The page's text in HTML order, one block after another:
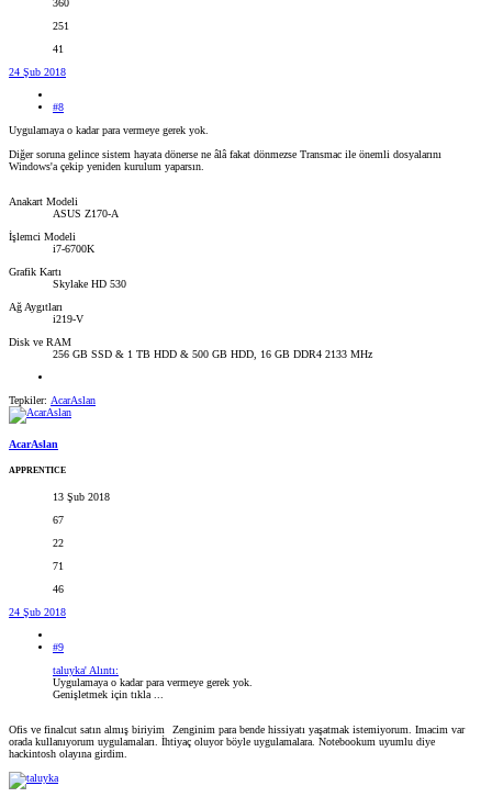
251
41
24 Şub 2018
#8
Uygulamaya o kadar para vermeye gerek yok.
Diğer soruna gelince sistem hayata dönerse ne âlâ fakat dönmezse Transmac ile önemli dosyalarını
Windows'a çekip yeniden kurulum yaparsın.
Anakart Modeli
ASUS Z170-A
İşlemci Modeli
i7-6700K
Grafik Kartı
Skylake HD 530
Ağ Aygıtları
i219-V
Disk ve RAM
256 GB SSD & 1 TB HDD & 500 GB HDD, 16 GB DDR4 2133 MHz
Tepkiler: AcarAslan
AcarAslan
APPRENTICE
13 Şub 2018
67
22
71
46
24 Şub 2018
#9
taluyka' Alıntı:
Uygulamaya o kadar para vermeye gerek yok.
Genişletmek için tıkla ...
Ofis ve finalcut satın almış biriyim
Zenginim para bende hissiyatı yaşatmak istemiyorum. Imacim var
orada kullanıyorum uygulamaları. İhtiyaç oluyor böyle uygulamalara. Notebookum uyumlu diye
hackintosh olayına girdim.